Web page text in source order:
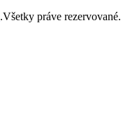
.Všetky práve rezervované.